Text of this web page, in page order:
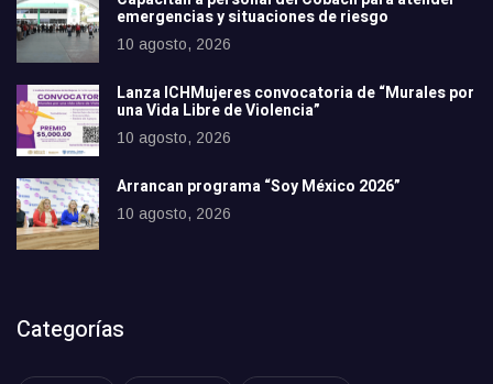
emergencias y situaciones de riesgo
10 agosto, 2026
Lanza ICHMujeres convocatoria de “Murales por
una Vida Libre de Violencia”
10 agosto, 2026
Arrancan programa “Soy México 2026”
10 agosto, 2026
Categorías